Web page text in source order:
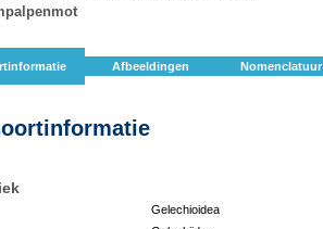
Afbeeldingen Nomenclatuur
Gelechioidea